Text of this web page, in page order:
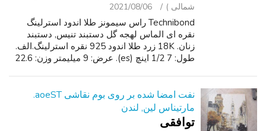
شمالی )
2021/08/06
Technibond راس سیمونز طلا اندود استرلینگ
نقره ای الماس لهجه گل دستبند تنیس, دستبند
زنان. 18K زرد طلا اندود 925 نقره استرلینگ.الف.
طول: 7 1/2 اینچ (es). عرض: 9 میلیمتر وزن: 22.6
نفت امضا شده بر روی بوم نقاشی aoeST.
مارتیناس لین, لندن
توافقی